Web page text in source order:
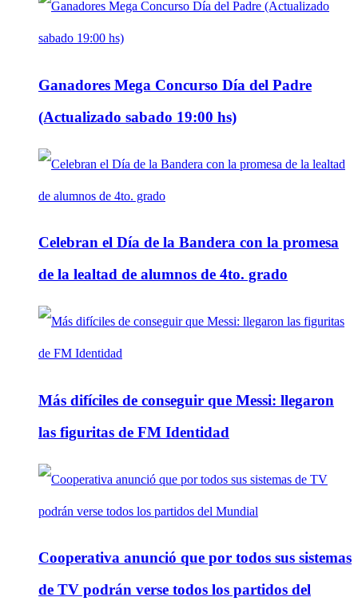
Ganadores Mega Concurso Día del Padre
(Actualizado sabado 19:00 hs)
Celebran el Día de la Bandera con la promesa
de la lealtad de alumnos de 4to. grado
Más difíciles de conseguir que Messi: llegaron
las figuritas de FM Identidad
Cooperativa anunció que por todos sus sistemas
de TV podrán verse todos los partidos del